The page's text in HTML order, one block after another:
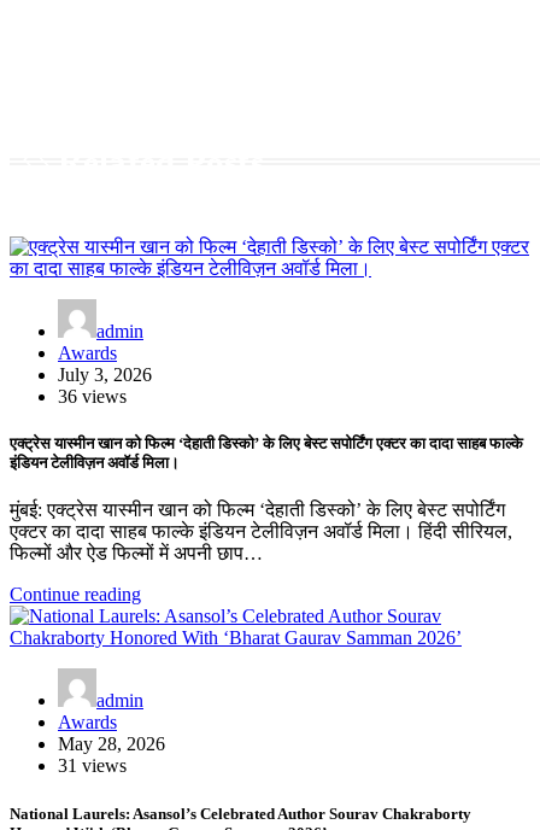
admin
Awards
July 3, 2026
36 views
एक्ट्रेस यास्मीन खान को फिल्म ‘देहाती डिस्को’ के लिए बेस्ट सपोर्टिंग एक्टर का दादा साहब फाल्के
इंडियन टेलीविज़न अवॉर्ड मिला।
मुंबई: एक्ट्रेस यास्मीन खान को फिल्म ‘देहाती डिस्को’ के लिए बेस्ट सपोर्टिंग
एक्टर का दादा साहब फाल्के इंडियन टेलीविज़न अवॉर्ड मिला। हिंदी सीरियल,
फिल्मों और ऐड फिल्मों में अपनी छाप…
Continue reading
admin
Awards
May 28, 2026
31 views
National Laurels: Asansol’s Celebrated Author Sourav Chakraborty